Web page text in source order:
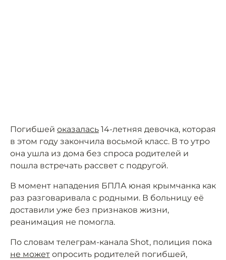
Погибшей оказалась 14-летняя девочка, которая
в этом году закончила восьмой класс. В то утро
она ушла из дома без спроса родителей и
пошла встречать рассвет с подругой.
В момент нападения БПЛА юная крымчанка как
раз разговаривала с родными. В больницу её
доставили уже без признаков жизни,
реанимация не помогла.
По словам телеграм-канала Shot, полиция пока
не может опросить родителей погибшей,